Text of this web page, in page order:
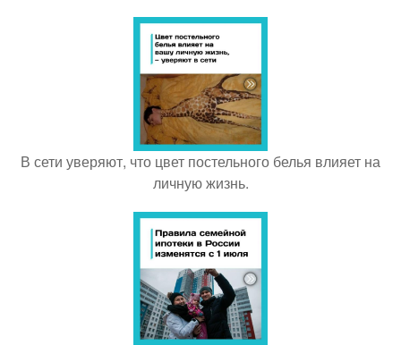
В сети уверяют, что цвет постельного белья влияет на
личную жизнь.